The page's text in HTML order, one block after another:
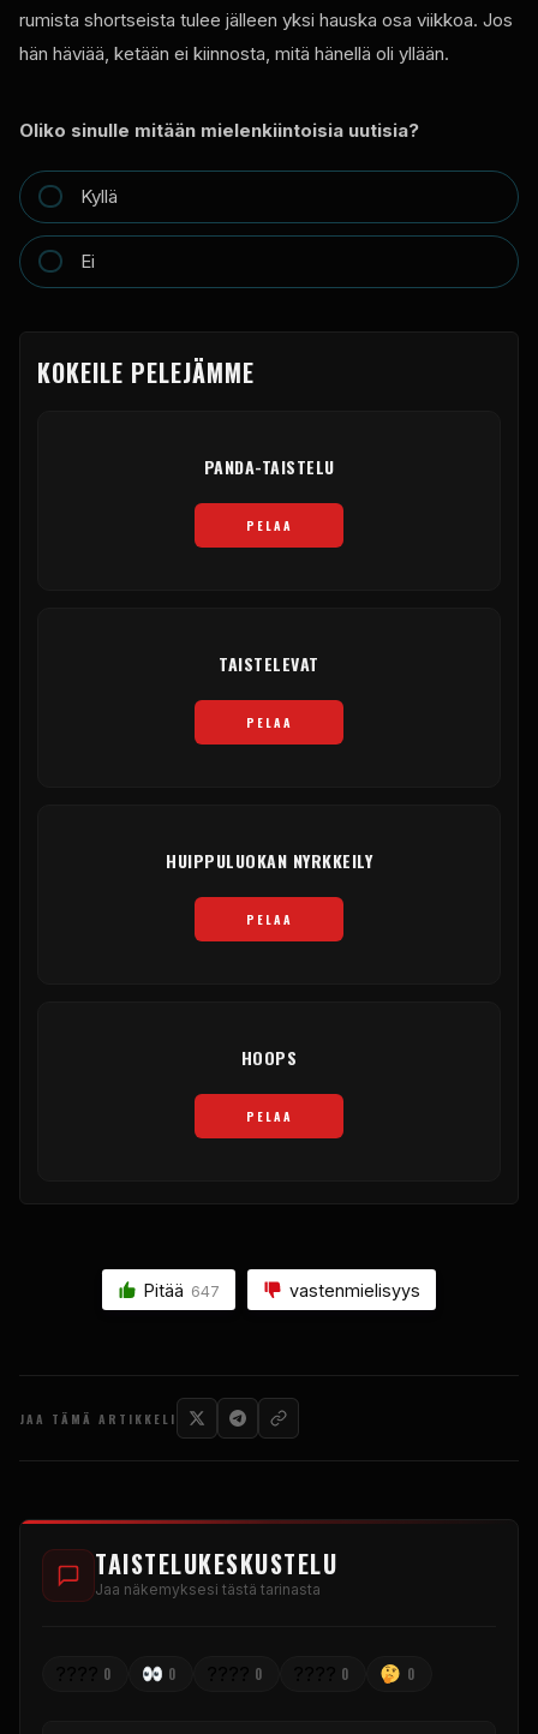
rumista shortseista tulee jälleen yksi hauska osa viikkoa. Jos
hän häviää, ketään ei kiinnosta, mitä hänellä oli yllään.
Oliko sinulle mitään mielenkiintoisia uutisia?
Kyllä
Ei
KOKEILE PELEJÄMME
PANDA-TAISTELU
PELAA
TAISTELEVAT
PELAA
HUIPPULUOKAN NYRKKEILY
PELAA
HOOPS
PELAA
Pitää 647 vastenmielisyys
JAA TÄMÄ ARTIKKELI
TAISTELUKESKUSTELU
Jaa näkemyksesi tästä tarinasta
0 0 0 0 0